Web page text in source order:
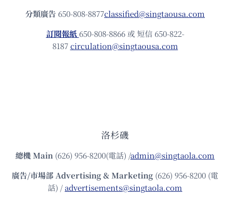
分類廣告 650-808-8877classified@singtaousa.com
訂閱報紙 650-808-8866 或 短信 650-822-
8187circulation@singtaousa.com
洛杉磯
總機Main (626) 956-8200(電話) /admin@singtaola.com
廣告/市場部Advertising & Marketing (626) 956-8200 (電
話) /advertisements@singtaola.com